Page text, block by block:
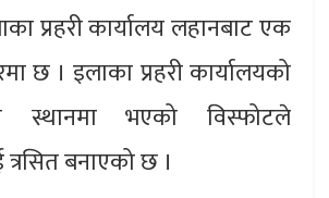
प्रहरी कार्यालय लहानबाट एक
छ । इलाका प्रहरी कार्यालयको
स्थानमा भएको विस्फोटले
बनाएको छ ।